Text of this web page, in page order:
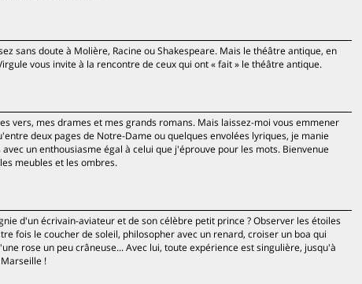
sans doute à Molière, Racine ou Shakespeare. Mais le théâtre antique, en
vous invite à la rencontre de ceux qui ont « fait » le théâtre antique.
vers, mes drames et mes grands romans. Mais laissez-moi vous emmener
deux pages de Notre-Dame ou quelques envolées lyriques, je manie
un enthousiasme égal à celui que j'éprouve pour les mots. Bienvenue
meubles et les ombres.
d'un écrivain-aviateur et de son célèbre petit prince ? Observer les étoiles
fois le coucher de soleil, philosopher avec un renard, croiser un boa qui
rose un peu crâneuse... Avec lui, toute expérience est singulière, jusqu'à
!